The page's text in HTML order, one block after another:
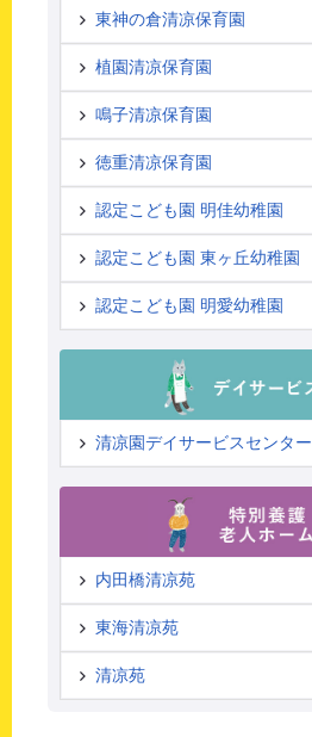
東神の倉清凉保育園
植園清凉保育園
鳴子清凉保育園
徳重清凉保育園
認定こども園 明佳幼稚園
認定こども園 東ヶ丘幼稚園
認定こども園 明愛幼稚園
清凉園デイサービスセンター
内田橋清凉苑
東海清凉苑
清凉苑